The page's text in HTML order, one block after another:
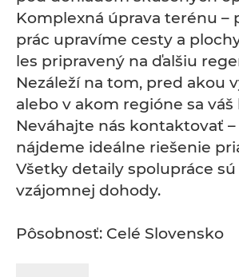
Komplexná úprava terénu –
prác upravíme cesty a
les pripravený na ďalšiu
Nezáleží na tom, pred akou
alebo v akom regióne sa váš
Neváhajte nás kontaktovať
nájdeme ideálne riešenie
Všetky detaily spolupráce
vzájomnej dohody.
Pôsobnosť: Celé Slovensko